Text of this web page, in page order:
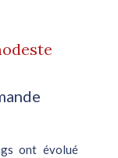
ont évolué